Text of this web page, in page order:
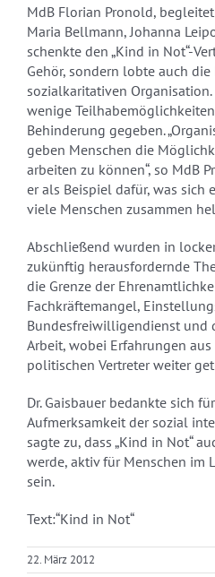
MdB Florian Pronold,
Maria Bellmann, Johanna
schenkte den „Kind in Not“-
Gehör, sondern lobte auch
sozialkaritativen
wenige
Behinderung gegeben.
geben Menschen die
arbeiten zu können“, so MdB
er als Beispiel dafür, was sich
viele Menschen zusammen
Abschließend wurden in
zukünftig herausfordernde
die Grenze der
Fachkräftemangel,
Bundesfreiwilligendienst und
Arbeit, wobei Erfahrungen aus
politischen Vertreter weiter
Dr. Gaisbauer bedankte sich
Aufmerksamkeit der sozial
sagte zu, dass „Kind in Not“
werde, aktiv für Menschen im
sein.
Text:“Kind in Not“
22. März 2012